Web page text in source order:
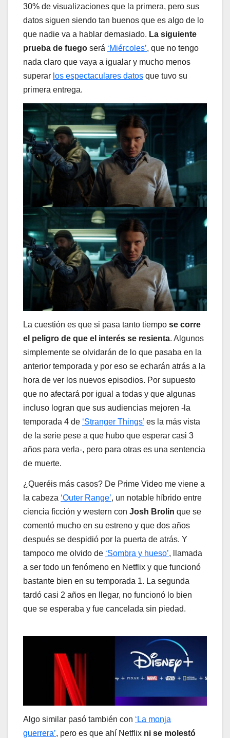
30% de visualizaciones que la primera, pero sus
datos siguen siendo tan buenos que es algo de lo
que nadie va a hablar demasiado. La siguiente
prueba de fuego será ‘Miércoles’, que no tengo
nada claro que vaya a igualar y mucho menos
superar los espectaculares datos que tuvo su
primera entrega.
La cuestión es que si pasa tanto tiempo se corre
el peligro de que el interés se resienta. Algunos
simplemente se olvidarán de lo que pasaba en la
anterior temporada y por eso se echarán atrás a la
hora de ver los nuevos episodios. Por supuesto
que no afectará por igual a todas y que algunas
incluso logran que sus audiencias mejoren -la
temporada 4 de ‘Stranger Things’ es la más vista
de la serie pese a que hubo que esperar casi 3
años para verla-, pero para otras es una sentencia
de muerte.
¿Queréis más casos? De Prime Video me viene a
la cabeza ‘Outer Range’, un notable híbrido entre
ciencia ficción y western con Josh Brolin que se
comentó mucho en su estreno y que dos años
después se despidió por la puerta de atrás. Y
tampoco me olvido de ‘Sombra y hueso’, llamada
a ser todo un fenómeno en Netflix y que funcionó
bastante bien en su temporada 1. La segunda
tardó casi 2 años en llegar, no funcionó lo bien
que se esperaba y fue cancelada sin piedad.
Algo similar pasó también con ‘La monja
guerrera’, pero es que ahí Netflix ni se molestó